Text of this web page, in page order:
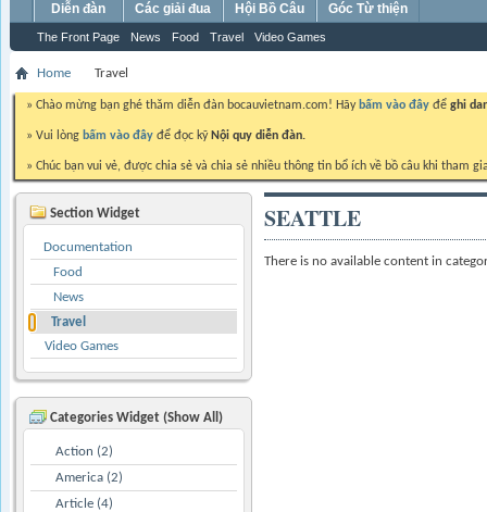
The Front Page News Food Travel Video Games
Diễn đàn Các giải đua Hội Bồ Câu Góc Từ thiện
Home Travel
» Chào mừng bạn ghé thăm diễn đàn bocauvietnam.com! Hãy bấm vào đây để ghi
» Vui lòng bấm vào đây để đọc kỹ Nội quy diễn đàn.
» Chúc bạn vui vẻ, được chia sẻ và chia sẻ nhiều thông tin bổ ích về bồ câu khi tham
Section Widget
Documentation
Food
News
Travel
Video Games
Categories Widget (Show All)
Action (2)
America (2)
Article (4)
SEATTLE
There is no available content in